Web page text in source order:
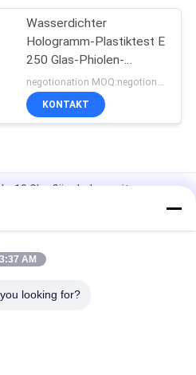
Wasserdichter
Hologramm-Plastiktest E
250 Glas-Phiolen-
Aufkleber
negotionation MOQ:negotionation
KONTAKT
x 10 Glasfläschchen mit
Etiketten mit
3:37 AM
looking for?